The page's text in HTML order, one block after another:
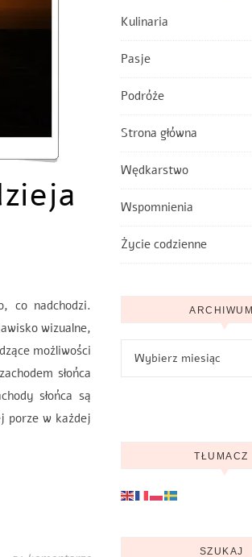
co nadchodzi.
wizualne,
możliwości
słońca
słońca są
porze w każdej
Kulinaria
Pasje
Podróże
Strona główna
Wędkarstwo
Wspomnienia
Życie codzienne
ARCHIWUM
TŁUMACZ
SZUKAJ